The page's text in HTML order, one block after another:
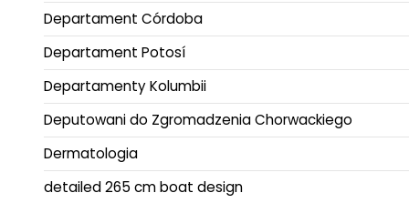
Departament Córdoba
Departament Potosí
Departamenty Kolumbii
Deputowani do Zgromadzenia Chorwackiego
Dermatologia
detailed 265 cm boat design